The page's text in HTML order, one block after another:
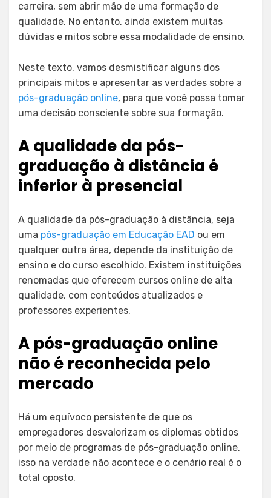
carreira, sem abrir mão de uma formação de
qualidade. No entanto, ainda existem muitas
dúvidas e mitos sobre essa modalidade de ensino.
Neste texto, vamos desmistificar alguns dos
principais mitos e apresentar as verdades sobre a
pós-graduação online, para que você possa tomar
uma decisão consciente sobre sua formação.
A qualidade da pós-
graduação à distância é
inferior à presencial
A qualidade da pós-graduação à distância, seja
uma pós-graduação em Educação EAD ou em
qualquer outra área, depende da instituição de
ensino e do curso escolhido. Existem instituições
renomadas que oferecem cursos online de alta
qualidade, com conteúdos atualizados e
professores experientes.
A pós-graduação online
não é reconhecida pelo
mercado
Há um equívoco persistente de que os
empregadores desvalorizam os diplomas obtidos
por meio de programas de pós-graduação online,
isso na verdade não acontece e o cenário real é o
total oposto.